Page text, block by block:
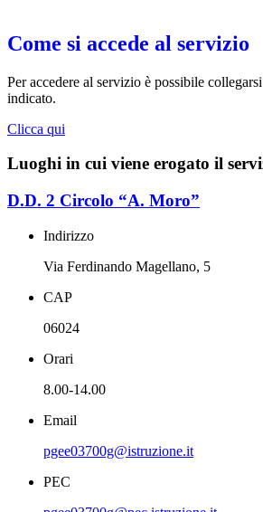
Come si accede al servizio
Per accedere al servizio è possibile
indicato.
Clicca qui
Luoghi in cui viene erogato il
D.D. 2 Circolo “A. Moro”
Indirizzo
Via Ferdinando Magellano, 5
CAP
06024
Orari
8.00-14.00
Email
pgee03700g@istruzione.it
PEC